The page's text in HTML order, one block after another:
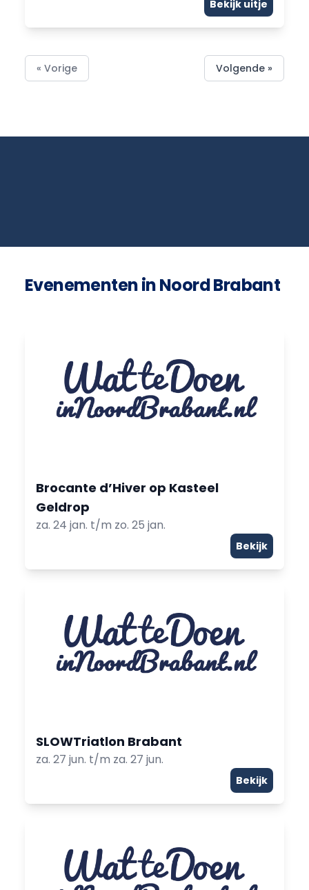
Bekijk uitje
« Vorige Volgende »
Evenementen in Noord Brabant
Brocante d’Hiver op Kasteel
Geldrop
za. 24 jan. t/m zo. 25 jan.
Bekijk
SLOWTriatlon Brabant
za. 27 jun. t/m za. 27 jun.
Bekijk